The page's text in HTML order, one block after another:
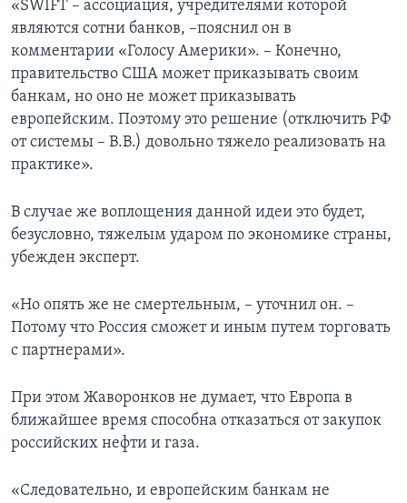
«SWIFT – ассоциация, учредителями которой
являются сотни банков, –пояснил он в
комментарии «Голосу Америки». – Конечно,
правительство США может приказывать своим
банкам, но оно не может приказывать
европейским. Поэтому это решение (отключить РФ
от системы – В.В.) довольно тяжело реализовать на
практике».
В случае же воплощения данной идеи это будет,
безусловно, тяжелым ударом по экономике страны,
убежден эксперт.
«Но опять же не смертельным, – уточнил он. –
Потому что Россия сможет и иным путем торговать
с партнерами».
При этом Жаворонков не думает, что Европа в
ближайшее время способна отказаться от закупок
российских нефти и газа.
«Следовательно, и европейским банкам не